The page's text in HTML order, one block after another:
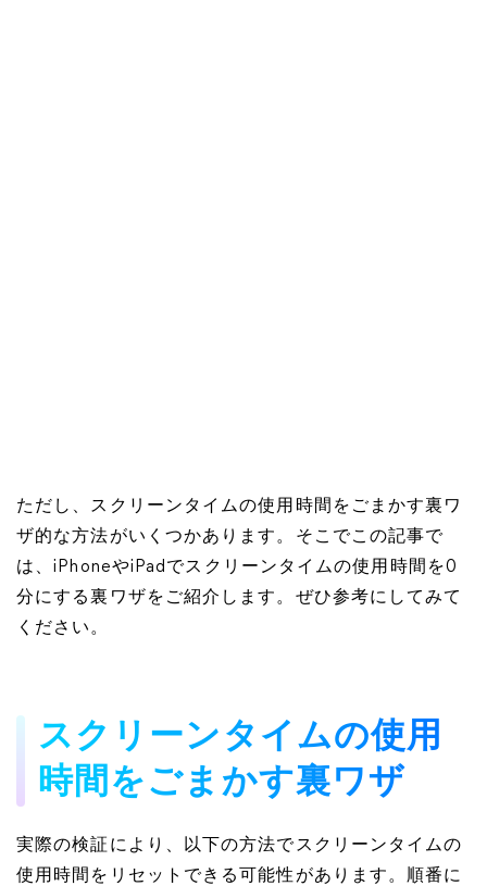
ただし、スクリーンタイムの使用時間をごまかす裏ワ
ザ的な方法がいくつかあります。そこでこの記事で
は、iPhoneやiPadでスクリーンタイムの使用時間を0
分にする裏ワザをご紹介します。ぜひ参考にしてみて
ください。
スクリーンタイムの使用
時間をごまかす裏ワザ
実際の検証により、以下の方法でスクリーンタイムの
使用時間をリセットできる可能性があります。順番に